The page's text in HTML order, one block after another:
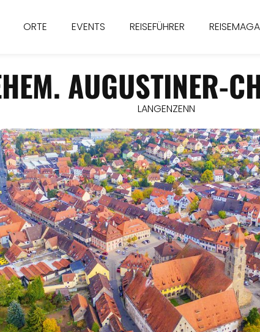
ORTE EVENTS REISEFÜHRER
AUGUSTINER-
LANGENZENN